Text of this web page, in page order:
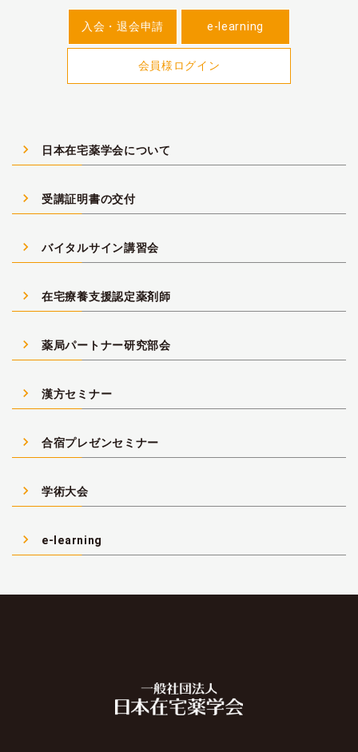
入会・退会申請 e-learning
会員様ログイン
navigate_next 日本在宅薬学会について
navigate_next 受講証明書の交付
navigate_next バイタルサイン講習会
navigate_next 在宅療養支援認定薬剤師
navigate_next 薬局パートナー研究部会
navigate_next 漢方セミナー
navigate_next 合宿プレゼンセミナー
navigate_next 学術大会
navigate_next e-learning